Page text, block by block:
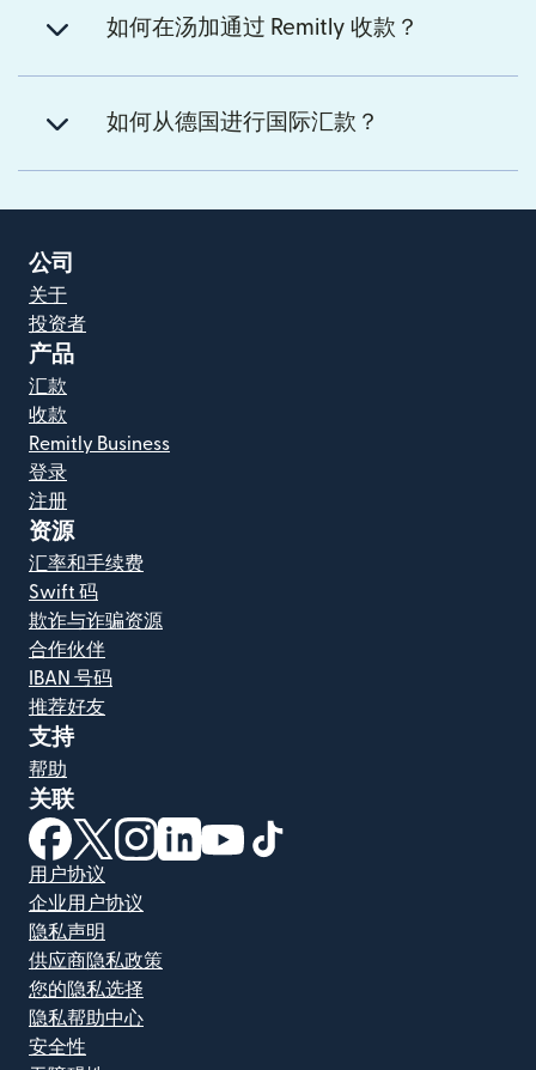
如何在汤加通过 Remitly 收款？
如何从德国进行国际汇款？
公司
关于
投资者
产品
汇款
收款
Remitly Business
登录
注册
资源
汇率和手续费
Swift 码
欺诈与诈骗资源
合作伙伴
IBAN 号码
推荐好友
支持
帮助
关联
（在新窗口中打开）
（在新窗口中打开）
（在新窗口中打开）
（在新窗口中打开）
（在新窗口中打开）
用户协议
企业用户协议
隐私声明
供应商隐私政策
您的隐私选择
隐私帮助中心
安全性